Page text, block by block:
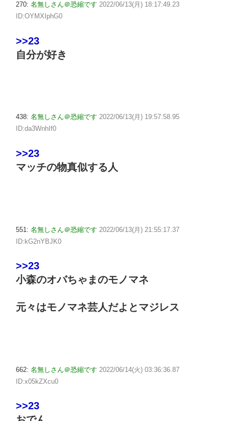
270: 名無しさん＠恐縮です 2022/06/13(月) 18:17:49.23
ID:OYMXIphG0
>>23
自分が好き
438: 名無しさん＠恐縮です 2022/06/13(月) 19:57:58.95
ID:da3WnhIf0
>>23
マッチの物真似する人
551: 名無しさん＠恐縮です 2022/06/13(月) 21:55:17.37
ID:kG2nYBJK0
>>23
小森のオバちゃまのモノマネ
元々はモノマネ芸人だよとマジレス
662: 名無しさん＠恐縮です 2022/06/14(火) 03:36:36.87
ID:x05kZXcu0
>>23